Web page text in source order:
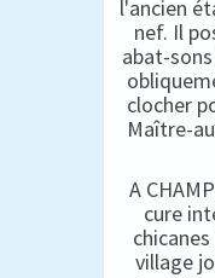
l'ancien
nef. Il
abat-
clocher
Maître-
A
cure
village